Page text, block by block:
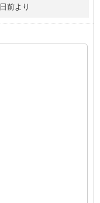
前より